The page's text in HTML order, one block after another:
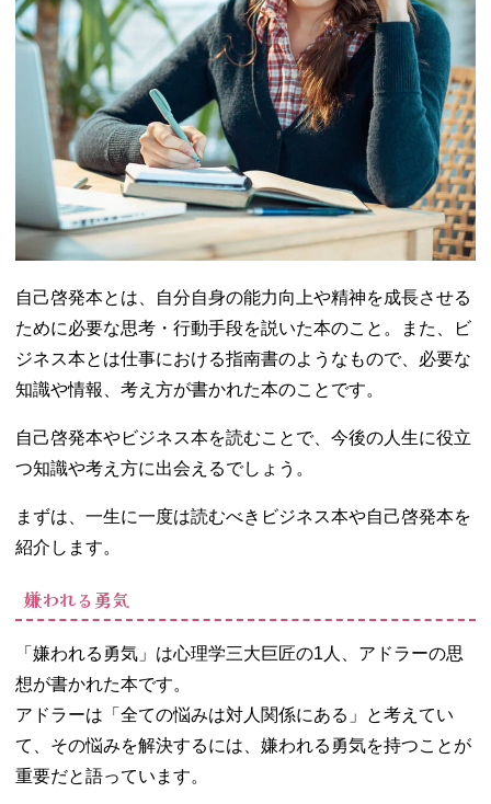
ラブル
− 源氏物語
− 罪と罰
03. 一生に一度は
読むべき本【哲
学】
− 方法序説
− 世界の哲
学者に学ぶ
人生の教室
盤
− 君たちは
どう生きる
か
読むべき本【高
校生向け】
− アメリカ
の高校生が
お金の教科
− 10代にし
17のこと
− 学問のす
すめ
− 「なぜ？
どうし
て？」をと
自己啓発本とは、自分自身の能力向上や精神を成長させる
ために必要な思考・行動手段を説いた本のこと。また、ビ
ジネス本とは仕事における指南書のようなもので、必要な
知識や情報、考え方が書かれた本のことです。
自己啓発本やビジネス本を読むことで、今後の人生に役立
つ知識や考え方に出会えるでしょう。
まずは、一生に一度は読むべきビジネス本や自己啓発本を
紹介します。
嫌われる勇気
「嫌われる勇気」は心理学三大巨匠の1人、アドラーの思
想が書かれた本です。
アドラーは「全ての悩みは対人関係にある」と考えてい
て、その悩みを解決するには、嫌われる勇気を持つことが
重要だと語っています。